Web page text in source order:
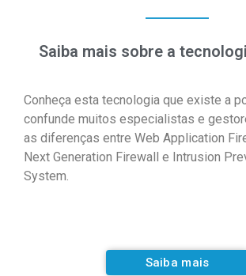
Saiba mais sobre a
Conheça esta tecnologia que existe a
confunde muitos especialistas e
as diferenças entre Web Application
Next Generation Firewall e Intrusion
System.
Saiba mais